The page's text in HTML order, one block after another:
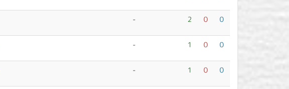
- 2 0 0
- 1 0 0
- 1 0 0